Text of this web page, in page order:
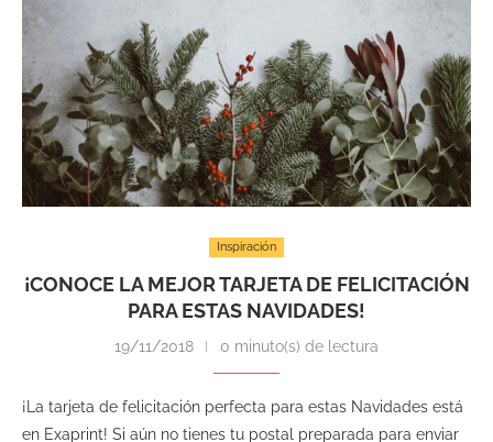
Inspiración
¡CONOCE LA MEJOR TARJETA DE FELICITACIÓN
PARA ESTAS NAVIDADES!
19/11/2018 0 minuto(s) de lectura
¡La tarjeta de felicitación perfecta para estas Navidades está
en Exaprint! Si aún no tienes tu postal preparada para enviar